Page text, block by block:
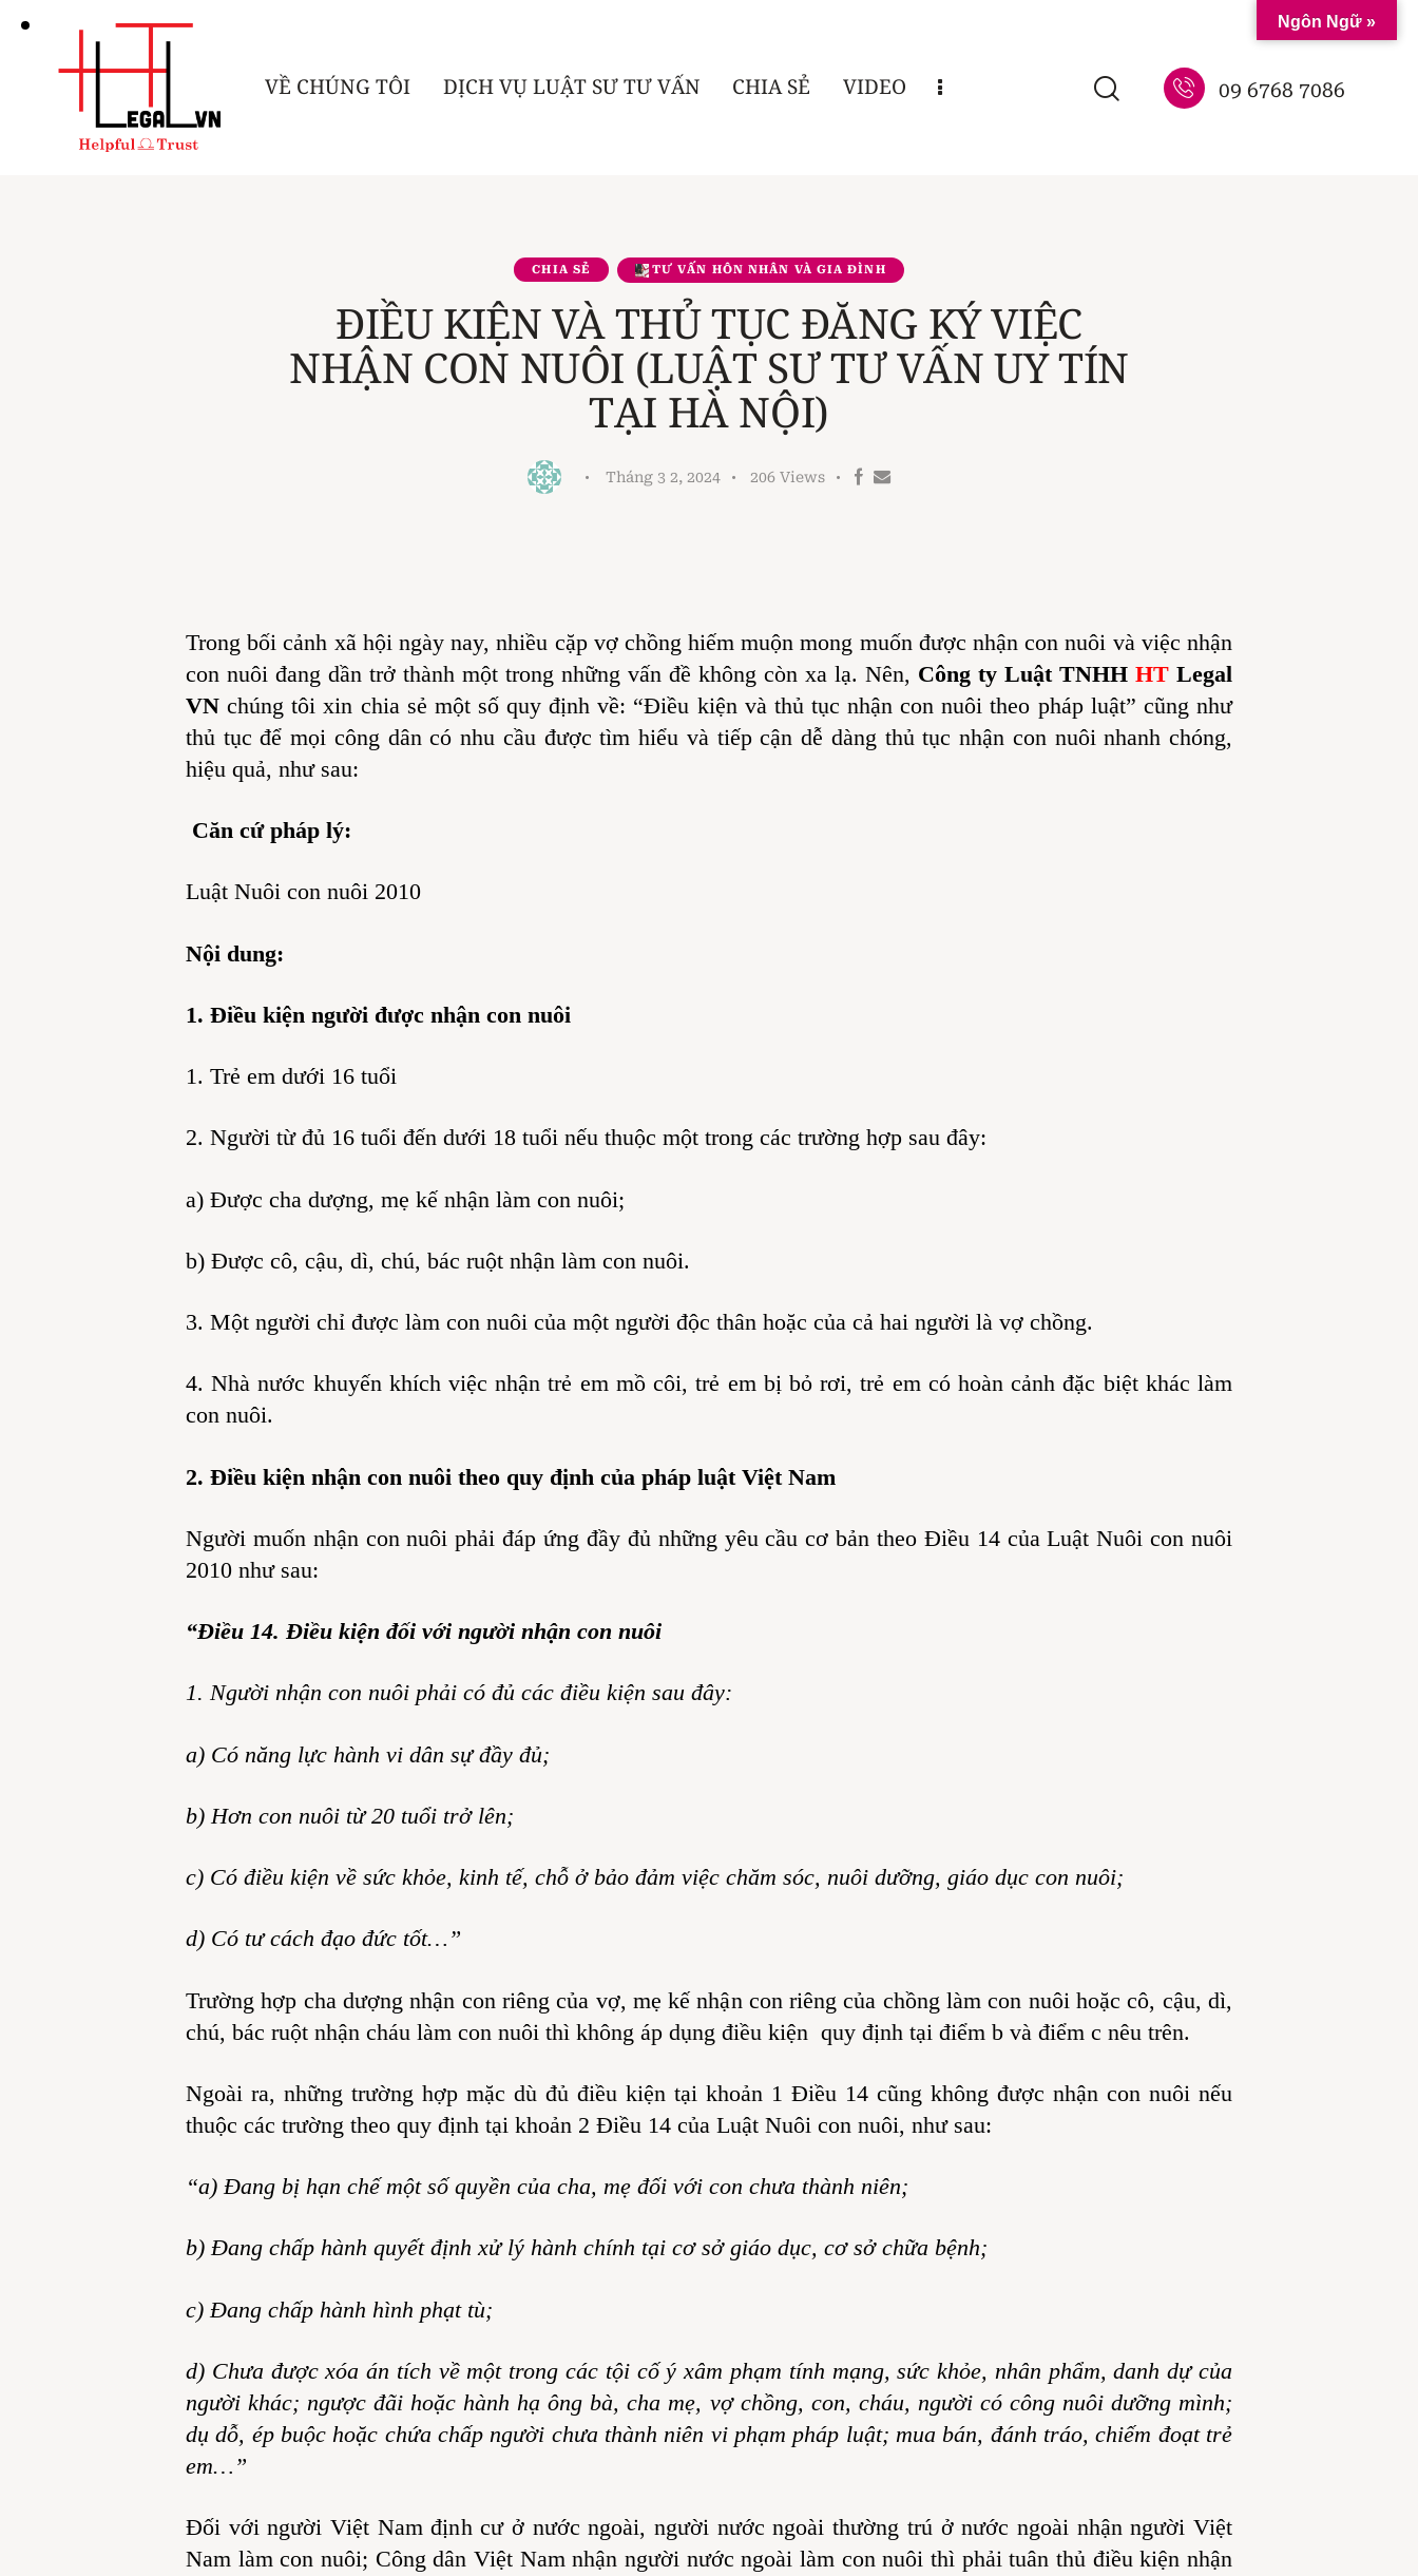
VỀ CHÚNG TÔI DỊCH VỤ LUẬT SƯ TƯ VẤN CHIA SẺ VIDEO 09 6768 7086
CHIA SẺ TƯ VẤN HÔN NHÂN VÀ GIA ĐÌNH
ĐIỀU KIỆN VÀ THỦ TỤC ĐĂNG KÝ VIỆC
NHẬN CON NUÔI (LUẬT SƯ TƯ VẤN UY TÍN
TẠI HÀ NỘI)
Tháng 3 2, 2024 206 Views
Trong bối cảnh xã hội ngày nay, nhiều cặp vợ chồng hiếm muộn mong muốn được nhận con nuôi và việc nhận
con nuôi đang dần trở thành một trong những vấn đề không còn xa lạ. Nên, Công ty Luật TNHH HT Legal
VN chúng tôi xin chia sẻ một số quy định về: “Điều kiện và thủ tục nhận con nuôi theo pháp luật” cũng như
thủ tục để mọi công dân có nhu cầu được tìm hiểu và tiếp cận dễ dàng thủ tục nhận con nuôi nhanh chóng,
hiệu quả, như sau:
Căn cứ pháp lý:
Luật Nuôi con nuôi 2010
Nội dung:
1. Điều kiện người được nhận con nuôi
1. Trẻ em dưới 16 tuổi
2. Người từ đủ 16 tuổi đến dưới 18 tuổi nếu thuộc một trong các trường hợp sau đây:
a) Được cha dượng, mẹ kế nhận làm con nuôi;
b) Được cô, cậu, dì, chú, bác ruột nhận làm con nuôi.
3. Một người chỉ được làm con nuôi của một người độc thân hoặc của cả hai người là vợ chồng.
4. Nhà nước khuyến khích việc nhận trẻ em mồ côi, trẻ em bị bỏ rơi, trẻ em có hoàn cảnh đặc biệt khác làm
con nuôi.
2. Điều kiện nhận con nuôi theo quy định của pháp luật Việt Nam
Người muốn nhận con nuôi phải đáp ứng đầy đủ những yêu cầu cơ bản theo Điều 14 của Luật Nuôi con nuôi
2010 như sau:
“Điều 14. Điều kiện đối với người nhận con nuôi
1. Người nhận con nuôi phải có đủ các điều kiện sau đây:
a) Có năng lực hành vi dân sự đầy đủ;
b) Hơn con nuôi từ 20 tuổi trở lên;
c) Có điều kiện về sức khỏe, kinh tế, chỗ ở bảo đảm việc chăm sóc, nuôi dưỡng, giáo dục con nuôi;
d) Có tư cách đạo đức tốt…”
Trường hợp cha dượng nhận con riêng của vợ, mẹ kế nhận con riêng của chồng làm con nuôi hoặc cô, cậu, dì,
chú, bác ruột nhận cháu làm con nuôi thì không áp dụng điều kiện quy định tại điểm b và điểm c nêu trên.
Ngoài ra, những trường hợp mặc dù đủ điều kiện tại khoản 1 Điều 14 cũng không được nhận con nuôi nếu
thuộc các trường theo quy định tại khoản 2 Điều 14 của Luật Nuôi con nuôi, như sau:
“a) Đang bị hạn chế một số quyền của cha, mẹ đối với con chưa thành niên;
b) Đang chấp hành quyết định xử lý hành chính tại cơ sở giáo dục, cơ sở chữa bệnh;
c) Đang chấp hành hình phạt tù;
d) Chưa được xóa án tích về một trong các tội cố ý xâm phạm tính mạng, sức khỏe, nhân phẩm, danh dự của
người khác; ngược đãi hoặc hành hạ ông bà, cha mẹ, vợ chồng, con, cháu, người có công nuôi dưỡng mình;
dụ dỗ, ép buộc hoặc chứa chấp người chưa thành niên vi phạm pháp luật; mua bán, đánh tráo, chiếm đoạt trẻ
em…”
Đối với người Việt Nam định cư ở nước ngoài, người nước ngoài thường trú ở nước ngoài nhận người Việt
Nam làm con nuôi; Công dân Việt Nam nhận người nước ngoài làm con nuôi thì phải tuân thủ điều kiện nhận
Ngôn Ngữ »